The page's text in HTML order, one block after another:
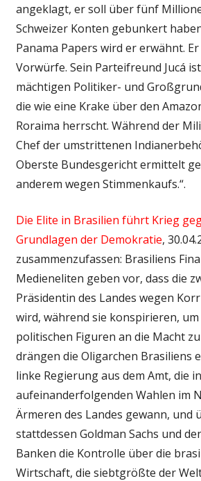
angeklagt, er soll über fünf
Schweizer Konten gebunkert
Panama Papers wird er erwähnt.
Vorwürfe. Sein Parteifreund Jucá
mächtigen Politiker- und
die wie eine Krake über den
Roraima herrscht. Während der
Chef der umstrittenen
Oberste Bundesgericht ermittelt
anderem wegen Stimmenkaufs.“.
Die Elite in Brasilien führt Krieg
Grundlagen der Demokratie,
zusammenzufassen: Brasiliens
Medieneliten geben vor, dass die
Präsidentin des Landes wegen
wird, während sie konspirieren,
politischen Figuren an die Macht
drängen die Oligarchen Brasiliens
linke Regierung aus dem Amt, die
aufeinanderfolgenden Wahlen im
Ärmeren des Landes gewann, und
stattdessen Goldman Sachs und
Banken die Kontrolle über die
Wirtschaft, die siebtgrößte der